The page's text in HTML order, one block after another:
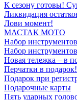
К сезону готовы!
Ликвидация
Лови момент!
МАСТАК МОТО
Набор
Набор
Новая тележка – в
Перчатки в подарок!
Подарок при
Подарочные карты
Пять ударных